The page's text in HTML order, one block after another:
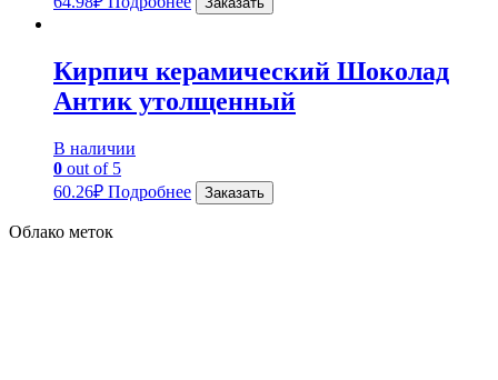
Кирпич керамический Шоколад
Антик утолщенный
В наличии
0 out of 5
60.26₽ Подробнее Заказать
Облако меток